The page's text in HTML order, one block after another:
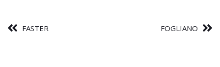
FASTER FOGLIANO